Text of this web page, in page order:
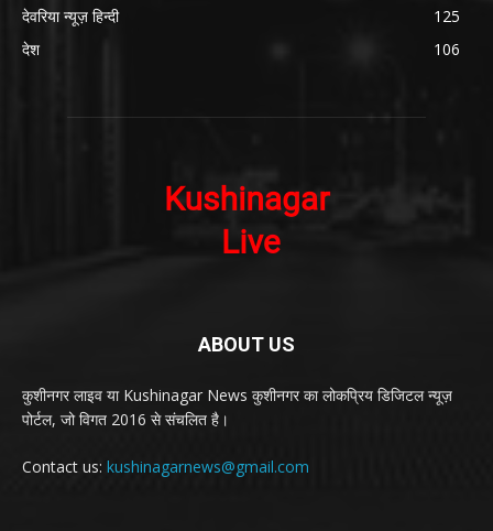
देवरिया न्यूज़ हिन्दी
125
देश
106
ABOUT US
कुशीनगर लाइव या Kushinagar News कुशीनगर का लोकप्रिय डिजिटल न्यूज़
पोर्टल, जो विगत 2016 से संचलित है।
Contact us: kushinagarnews@gmail.com